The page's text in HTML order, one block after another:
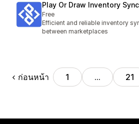
Play Or Draw Inventory Sync
Free
Efficient and reliable inventory
between marketplaces
ก่อนหน้า 1 … 21